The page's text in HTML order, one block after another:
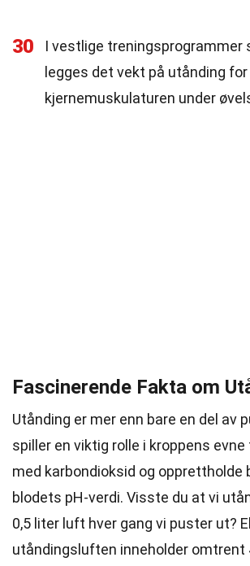
30
I vestlige treningsprogrammer
legges det vekt på utånding
kjernemuskulaturen under
Fascinerende Fakta om
Utånding er mer enn bare en del av
spiller en viktig rolle i kroppens
med karbondioksid og opprettholde
blodets pH-verdi. Visste du at vi
0,5 liter luft hver gang vi puster ut?
utåndingsluften inneholder omtrent